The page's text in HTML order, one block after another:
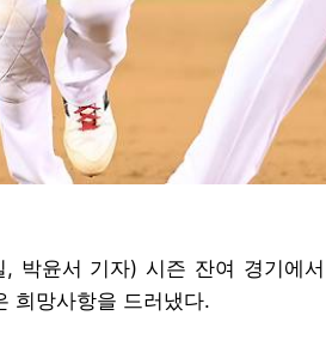
, 박윤서 기자) 시즌 잔여 경기에
희망사항을 드러냈다.